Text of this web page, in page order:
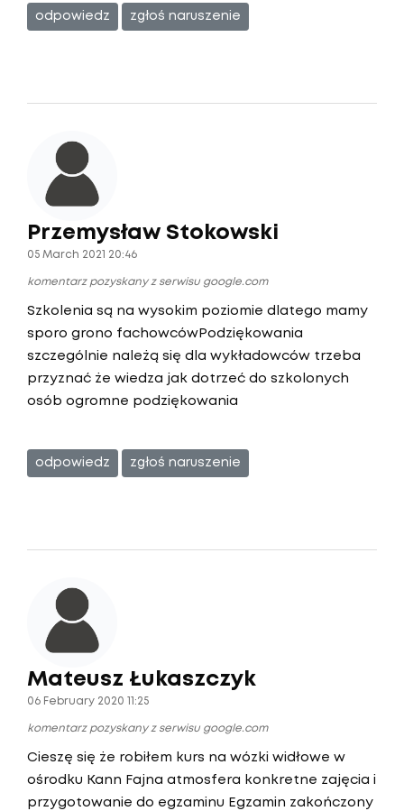
odpowiedz zgłoś naruszenie
Przemysław Stokowski
05 March 2021 20:46
komentarz pozyskany z serwisu google.com
Szkolenia są na wysokim poziomie dlatego mamy
sporo grono fachowcówPodziękowania
szczególnie należą się dla wykładowców trzeba
przyznać że wiedza jak dotrzeć do szkolonych
osób ogromne podziękowania
odpowiedz zgłoś naruszenie
Mateusz Łukaszczyk
06 February 2020 11:25
komentarz pozyskany z serwisu google.com
Cieszę się że robiłem kurs na wózki widłowe w
ośrodku Kann Fajna atmosfera konkretne zajęcia i
przygotowanie do egzaminu Egzamin zakończony